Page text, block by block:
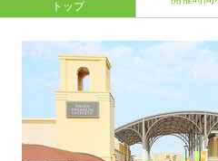
トップ